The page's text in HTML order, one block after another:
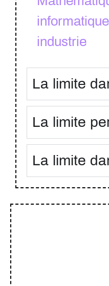
industrie
La limite
La limite
La limite